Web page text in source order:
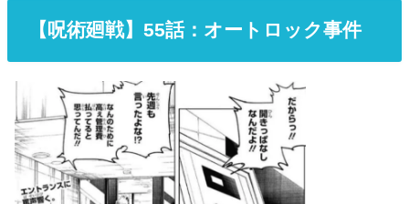
【呪術廻戦】55話：オートロック事件